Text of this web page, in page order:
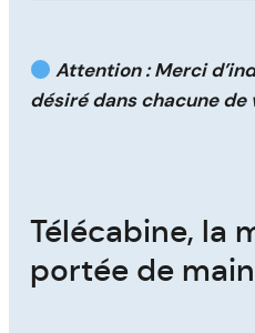
Demande de
Attention : Merci
désiré dans chacune de
Télécabine, la
portée de